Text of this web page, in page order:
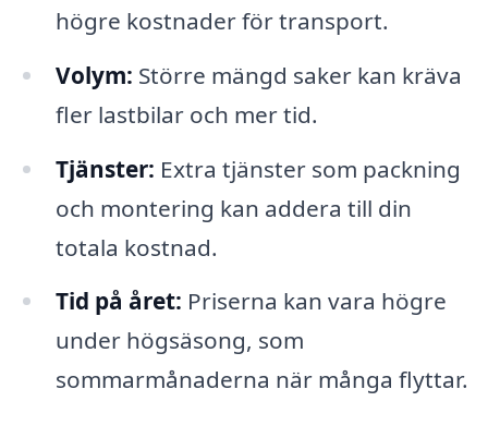
högre kostnader för transport.
Volym: Större mängd saker kan kräva
fler lastbilar och mer tid.
Tjänster: Extra tjänster som packning
och montering kan addera till din
totala kostnad.
Tid på året: Priserna kan vara högre
under högsäsong, som
sommarmånaderna när många flyttar.